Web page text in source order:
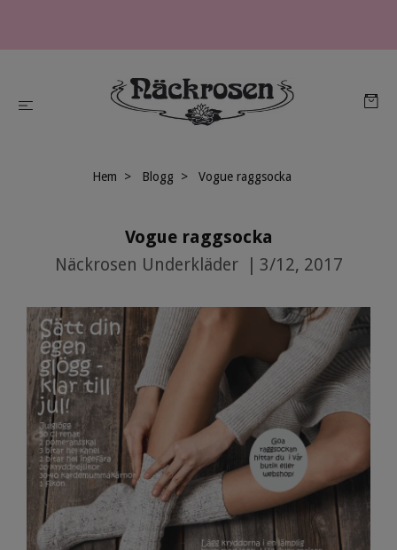
Hem Blogg Vogue raggsocka
Vogue raggsocka
Näckrosen Underkläder 3/12, 2017